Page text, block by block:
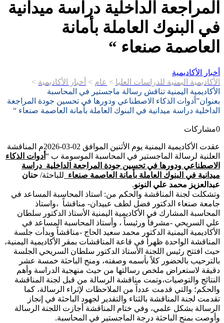
المراجعة الداخلية دراسة ميدانية
في البنوك العاملة بأمانة
العاصمة صنعاء “
أخبار الأكاديمية
الأكاديمية اليمنية للدراسات العليا > عام > أخبار الأكاديمية >
الأكاديمية اليمنية تناقش رسالة ماجستير في المحاسبة
بعنوان”أدوات الذكاء الاصطناعي ودورها في تحسين جودة المراجعة
الداخلية دراسة ميدانية في البنوك العاملة بأمانة العاصمة صنعاء “
0مشاركات
عقدت الأكاديمية اليمنية يوم الأثنين الموافق 02-03-2026م المناقشة
العلنية لرسالة الماجستير في المحاسبة الموسومة ب “ أدوات الذكاء
الاصطناعي ودورها في تحسين جودة المراجعة الداخلية دراسة
ميدانية في البنوك العاملة بأمانة العاصمة صنعاء للباحثة/ حنان
عبدالعزيز محمد علي النونو.
وتشكلت لجنة المناقشة والحكم من: استاذ المحاسبة المساعد في
جامعة صنعاء الدكتور فضل لطف عبيدان- مناقشاً ،واستاذ
المحاسبة المشارك في الأكاديمية اليمنية الأستاذ الدكتور سلطان
علي السريحي -مشرفاً ورئيساً ، وأستاذ المحاسبة المساعد في
الأكاديمية اليمنية الدكتور محمد سعيد الحاج -مناقشاً وبدأت جلسة
المناقشة الواحدة ظهراً في قاعة المناقشات بمقر الأكاديمية اليمنية،
حيث افتتح رئيس اللجنة الأستاذ الدكتور سلطان السريحي الجلسة
بالترحيب بالحضور كلاً بأسمه وصفته، ومنح الباحثة خمسة عشر
دقيقة لاستعراض ملخص رسالتها من حيث منهجية الدراسة وأهم
النتائج والتوصيات،وتمت مناقشة الرسالة من قبل لجنة المناقشة
والحكم؛ والتي قدمت عدداً من الملاحظات لإثراء الرسالة، كما
تقدمت لجنة المناقشة بالثناء والتقدير لجهود الباحثة في إنجاز
الرسالة بشكل علمي، وفي ختام المناقشة أجازت اللجنة الرسالة
وأوصت بمنح الباحثة درجة الماجستير في المحاسبة.